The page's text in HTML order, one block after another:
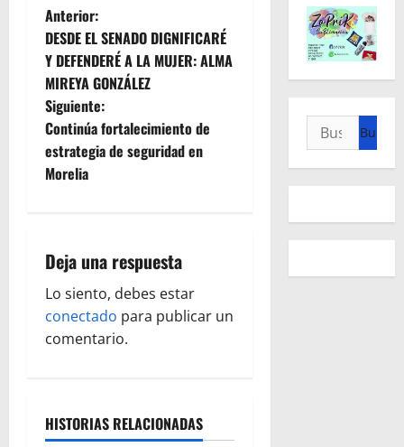
N
a
v
e
g
c
i
ó
Anterior:
DESDE EL SENADO DIGNIFICARÉ
Y DEFENDERÉ A LA MUJER: ALMA
MIREYA GONZÁLEZ
Siguiente:
Continúa fortalecimiento de
estrategia de seguridad en
Morelia
Deja una respuesta
Lo siento, debes estar
conectado para publicar un
comentario.
HISTORIAS RELACIONADAS
Buscar: